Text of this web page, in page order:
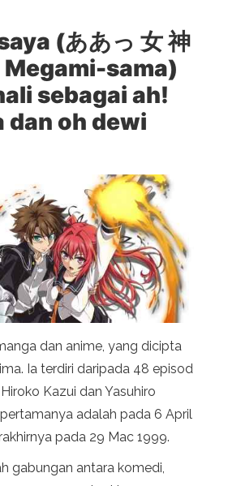
(ああっ 女 神
Megami-sama)
sebagai ah!
dan oh dewi
dan anime, yang dicipta
Ia terdiri daripada 48 episod
Kazui dan Yasuhiro
adalah pada 6 April
pada 29 Mac 1999.
gabungan antara komedi,